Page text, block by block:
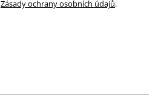
Zásady ochrany osobních údajů.